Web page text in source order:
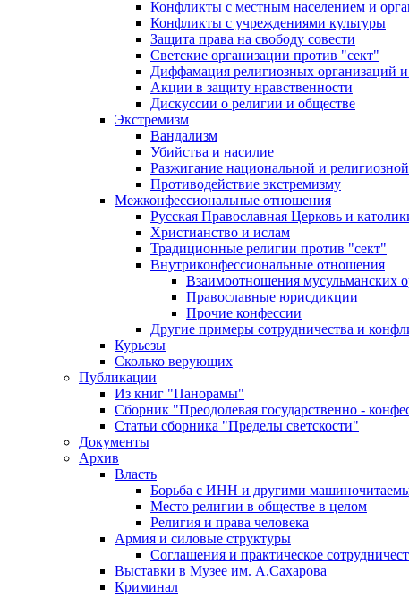
Конфликты с местным населением и
Конфликты с учреждениями культуры
Защита права на свободу совести
Светские организации против "сект"
Диффамация религиозных организаций
Акции в защиту нравственности
Дискуссии о религии и обществе
Экстремизм
Вандализм
Убийства и насилие
Разжигание национальной и
Противодействие экстремизму
Межконфессиональные отношения
Русская Православная Церковь и
Христианство и ислам
Традиционные религии против "сект"
Внутриконфессиональные отношения
Взаимоотношения мусульманских
Православные юрисдикции
Прочие конфессии
Другие примеры сотрудничества и
Курьезы
Сколько верующих
Публикации
Из книг "Панорамы"
Сборник "Преодолевая государственно -
Статьи сборника "Пределы светскости"
Документы
Архив
Власть
Борьба с ИНН и другими
Место религии в обществе в целом
Религия и права человека
Армия и силовые структуры
Соглашения и практическое
Выставки в Музее им. А.Сахарова
Криминал